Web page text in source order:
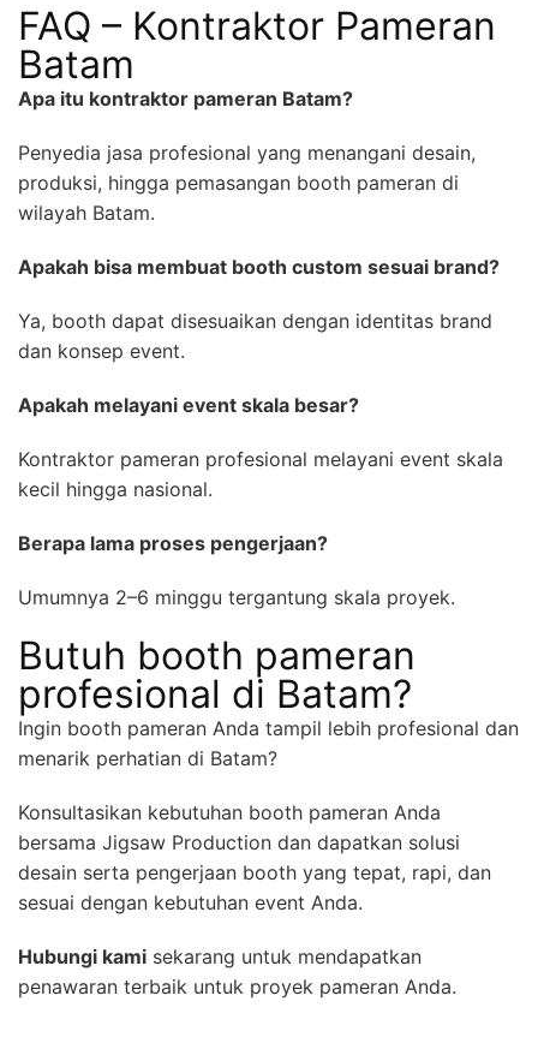
FAQ – Kontraktor Pameran
Batam
Apa itu kontraktor pameran Batam?
Penyedia jasa profesional yang menangani desain,
produksi, hingga pemasangan booth pameran di
wilayah Batam.
Apakah bisa membuat booth custom sesuai brand?
Ya, booth dapat disesuaikan dengan identitas brand
dan konsep event.
Apakah melayani event skala besar?
Kontraktor pameran profesional melayani event skala
kecil hingga nasional.
Berapa lama proses pengerjaan?
Umumnya 2–6 minggu tergantung skala proyek.
Butuh booth pameran
profesional di Batam?
Ingin booth pameran Anda tampil lebih profesional dan
menarik perhatian di Batam?
Konsultasikan kebutuhan booth pameran Anda
bersama Jigsaw Production dan dapatkan solusi
desain serta pengerjaan booth yang tepat, rapi, dan
sesuai dengan kebutuhan event Anda.
Hubungi kami sekarang untuk mendapatkan
penawaran terbaik untuk proyek pameran Anda.